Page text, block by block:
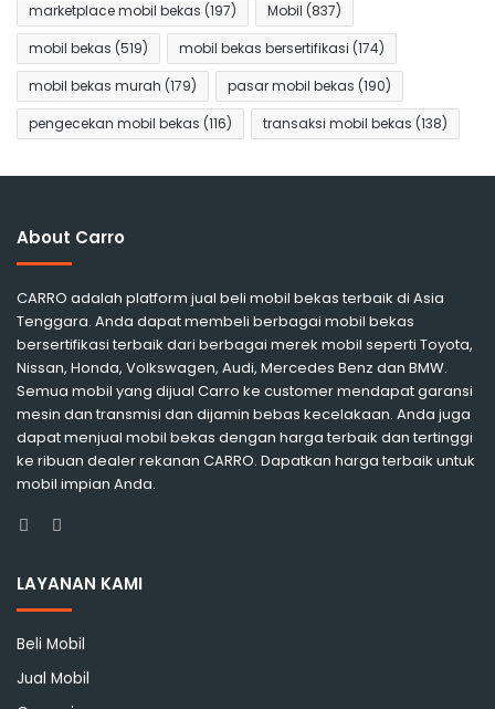
marketplace mobil bekas (197) Mobil (837)
mobil bekas (519) mobil bekas bersertifikasi (174)
mobil bekas murah (179) pasar mobil bekas (190)
pengecekan mobil bekas (116) transaksi mobil bekas (138)
About Carro
CARRO adalah platform jual beli mobil bekas terbaik di Asia
Tenggara. Anda dapat membeli berbagai mobil bekas
bersertifikasi terbaik dari berbagai merek mobil seperti Toyota,
Nissan, Honda, Volkswagen, Audi, Mercedes Benz dan BMW.
Semua mobil yang dijual Carro ke customer mendapat garansi
mesin dan transmisi dan dijamin bebas kecelakaan. Anda juga
dapat menjual mobil bekas dengan harga terbaik dan tertinggi
ke ribuan dealer rekanan CARRO. Dapatkan harga terbaik untuk
mobil impian Anda.
Facebook
Instagram
LAYANAN KAMI
Beli Mobil
Jual Mobil